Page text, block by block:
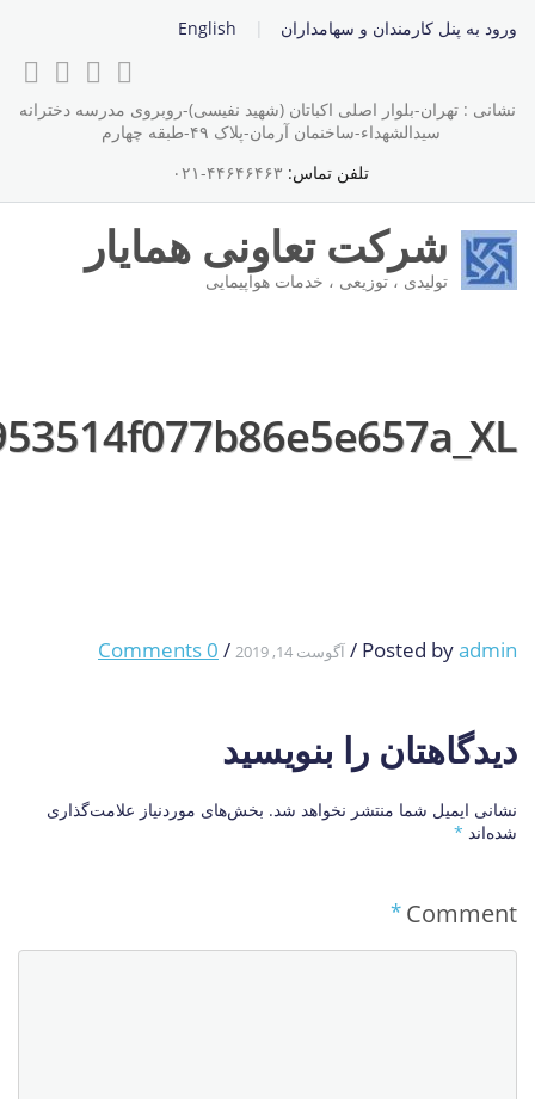
ورود به پنل کارمندان و سهامداران English
نشانی : تهران-بلوار اصلی اکباتان (شهید نفیسی)-روبروی مدرسه دخترانه
سیدالشهداء-ساخنمان آرمان-پلاک ۴۹-طبقه چهارم
تلفن تماس: ۴۴۶۴۶۴۶۳-۰۲۱
شرکت تعاونی همایار
تولیدی ، توزیعی ، خدمات هواپیمایی
Posted byadmin
/ آگوست 14, 2019 /
0 Comments
دیدگاهتان را بنویسید
نشانی ایمیل شما منتشر نخواهد شد. بخش‌های موردنیاز علامت‌گذاری
شده‌اند *
Comment
*